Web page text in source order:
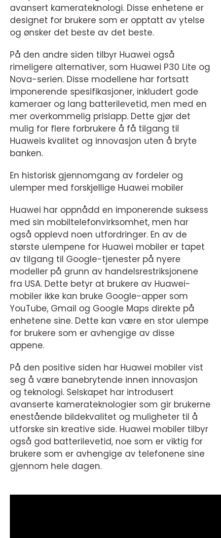
avansert kamerateknologi. Disse enhetene er
designet for brukere som er opptatt av ytelse
og ønsker det beste av det beste.
På den andre siden tilbyr Huawei også
rimeligere alternativer, som Huawei P30 Lite og
Nova-serien. Disse modellene har fortsatt
imponerende spesifikasjoner, inkludert gode
kameraer og lang batterilevetid, men med en
mer overkommelig prislapp. Dette gjør det
mulig for flere forbrukere å få tilgang til
Huaweis kvalitet og innovasjon uten å bryte
banken.
En historisk gjennomgang av fordeler og
ulemper med forskjellige Huawei mobiler
Huawei har oppnådd en imponerende suksess
med sin mobiltelefonvirksomhet, men har
også opplevd noen utfordringer. En av de
største ulempene for Huawei mobiler er tapet
av tilgang til Google-tjenester på nyere
modeller på grunn av handelsrestriksjonene
fra USA. Dette betyr at brukere av Huawei-
mobiler ikke kan bruke Google-apper som
YouTube, Gmail og Google Maps direkte på
enhetene sine. Dette kan være en stor ulempe
for brukere som er avhengige av disse
appene.
På den positive siden har Huawei mobiler vist
seg å være banebrytende innen innovasjon
og teknologi. Selskapet har introdusert
avanserte kamerateknologier som gir brukerne
enestående bildekvalitet og muligheter til å
utforske sin kreative side. Huawei mobiler tilbyr
også god batterilevetid, noe som er viktig for
brukere som er avhengige av telefonene sine
gjennom hele dagen.